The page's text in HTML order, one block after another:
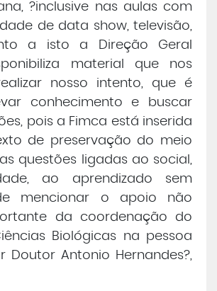
?inclusive nas aulas com
de data show, televisão,
a isto a Direção Geral
material que nos
nosso intento, que é
conhecimento e buscar
pois a Fimca está inserida
de preservação do meio
questões ligadas ao social,
ao aprendizado sem
mencionar o apoio não
da coordenação do
Biológicas na pessoa
Doutor Antonio Hernandes?,